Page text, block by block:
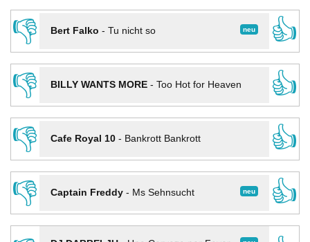
👎
neu
Bert Falko - Tu nicht so
👍
👎
BILLY WANTS MORE- Too Hot for Heaven
👍
👎
Cafe Royal 10- Bankrott Bankrott
👍
👎
neu
Captain Freddy- Ms Sehnsucht
👍